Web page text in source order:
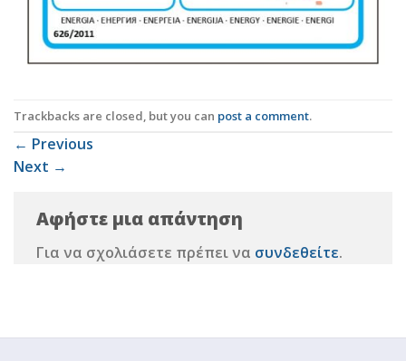
Trackbacks are closed, but you can post a comment.
← Previous
Next →
Αφήστε μια απάντηση
Για να σχολιάσετε πρέπει να συνδεθείτε.